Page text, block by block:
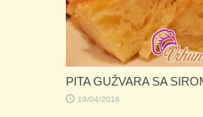
PITA GUŽVARA SA
19/04/2016